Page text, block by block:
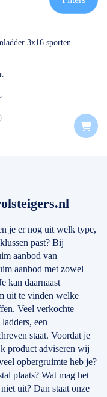
advies voor de beste
Het is erg
ladder bij u past en
u de ladder veel?
het beste. Heeft u
ladder
wij altijd voor u klaar. U
Een mail sturen
3x16 sporten
je er nog uit welk type,
past? Bij
aanbod van
aanbod met zowel
kan daarnaast
uit te vinden welke
Veel verkochte
een
staat. Voordat je
product adviseren wij
opbergruimte heb je?
plaats? Wat mag het
uit? Dan staat onze